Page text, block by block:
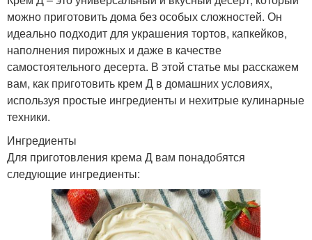
можно приготовить дома без особых сложностей. Он
идеально подходит для украшения тортов, капкейков,
наполнения пирожных и даже в качестве
самостоятельного десерта. В этой статье мы расскажем
вам, как приготовить крем Д в домашних условиях,
используя простые ингредиенты и нехитрые кулинарные
техники.
Ингредиенты
Для приготовления крема Д вам понадобятся
следующие ингредиенты: